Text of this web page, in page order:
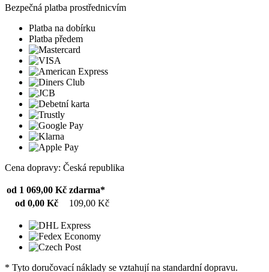
Bezpečná platba prostřednicvím
Platba na dobírku
Platba předem
Cena dopravy: Česká republika
od 1 069,00 Kč zdarma*
od 0,00 Kč
109,00 Kč
* Tyto doručovací náklady se vztahují na standardní dopravu.